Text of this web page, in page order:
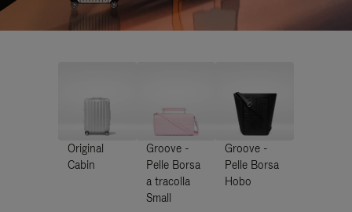
Original
Cabin
Groove -
Pelle Borsa
a tracolla
Small
Groove -
Pelle Borsa
Hobo